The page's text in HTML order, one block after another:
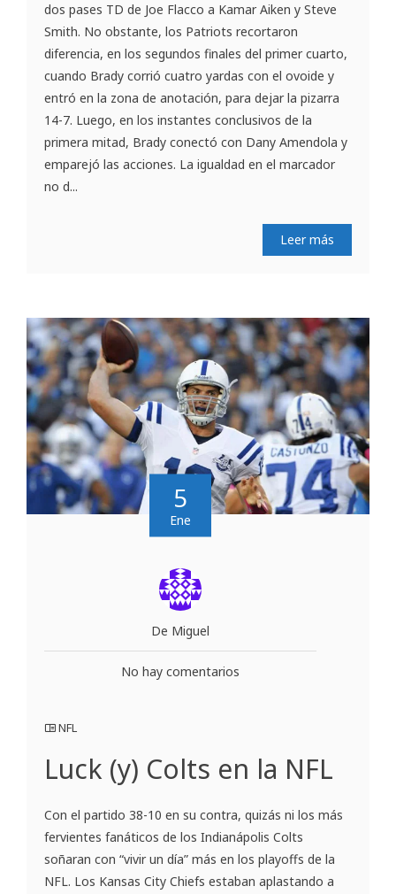
dos pases TD de Joe Flacco a Kamar Aiken y Steve
Smith. No obstante, los Patriots recortaron
diferencia, en los segundos finales del primer cuarto,
cuando Brady corrió cuatro yardas con el ovoide y
entró en la zona de anotación, para dejar la pizarra
14-7. Luego, en los instantes conclusivos de la
primera mitad, Brady conectó con Dany Amendola y
emparejó las acciones. La igualdad en el marcador
no d...
Leer más
5
Ene
De Miguel
No hay comentarios
NFL
Luck (y) Colts en la NFL
Con el partido 38-10 en su contra, quizás ni los más
fervientes fanáticos de los Indianápolis Colts
soñaran con “vivir un día” más en los playoffs de la
NFL. Los Kansas City Chiefs estaban aplastando a